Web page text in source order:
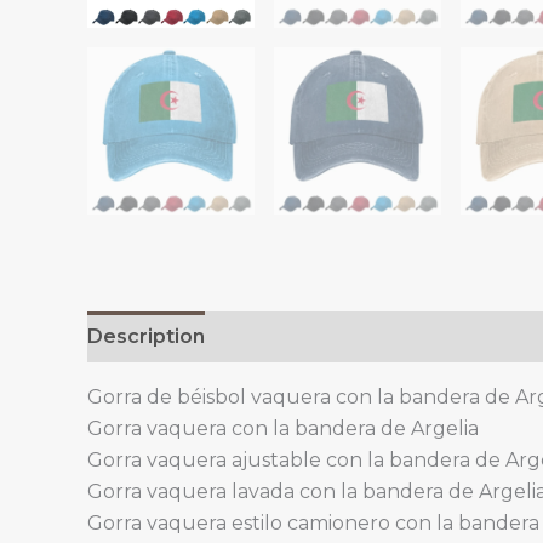
Description
Gorra de béisbol vaquera con la bandera de
Gorra vaquera con la bandera de Argelia
Gorra vaquera ajustable con la bandera de
Gorra vaquera lavada con la bandera de
Gorra vaquera estilo camionero con la